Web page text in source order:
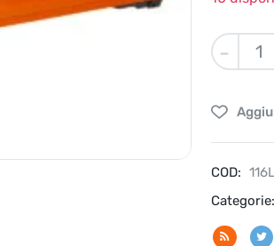
-
Toner
116L
SL-
2626
2825
2675
COD: 116L
Categorie: